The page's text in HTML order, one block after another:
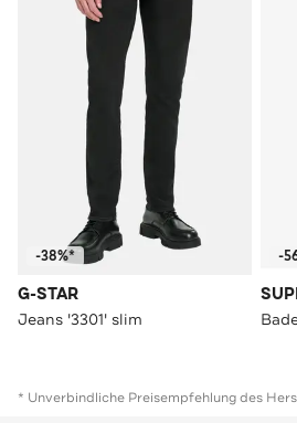
-38%*
G-STAR
Jeans '3301' slim
-
* Unverbindliche Preisempfehlung des